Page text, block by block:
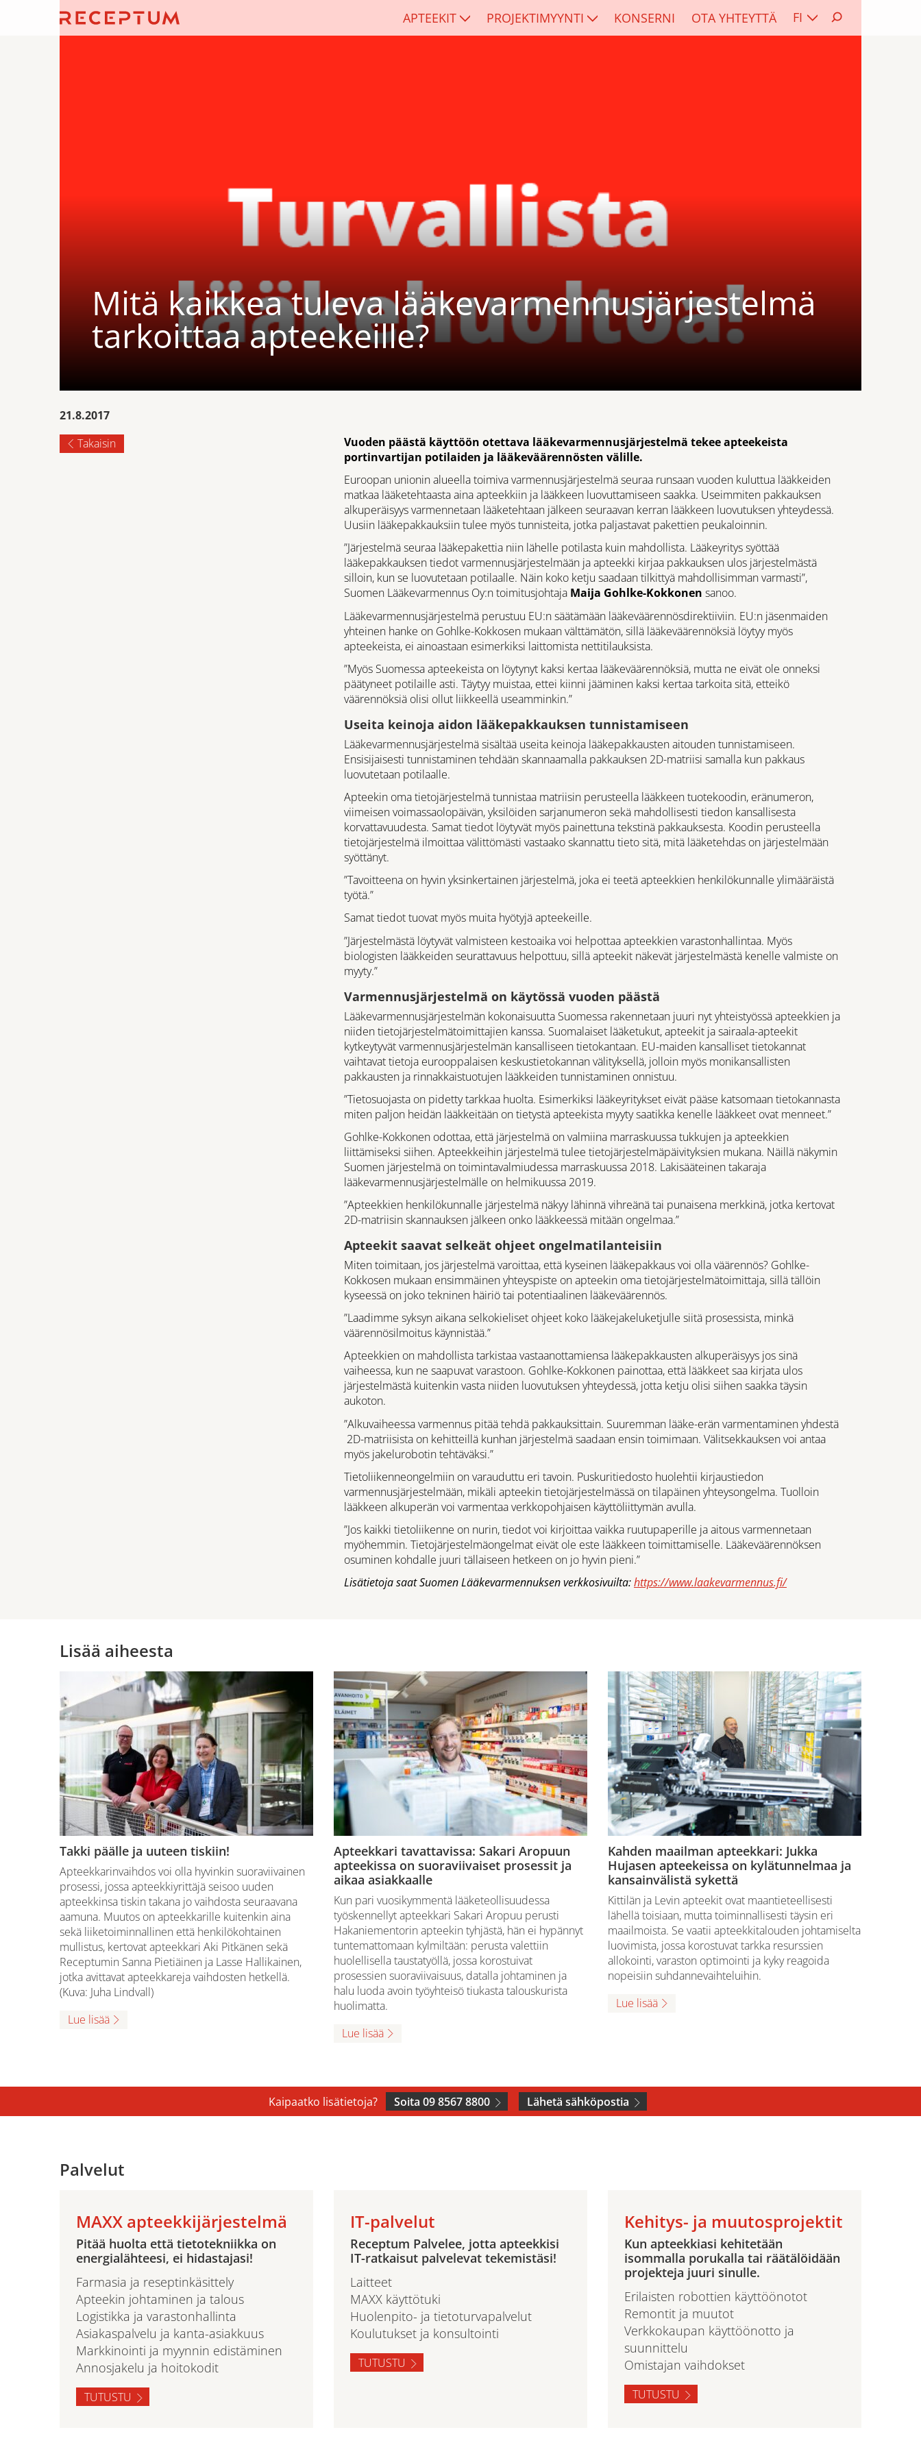
APTEEKIT PROJEKTIMYYNTI KONSERNI OTA YHTEYTTÄ FI
Mitä kaikkea tuleva lääkevarmennusjärjestelmä
tarkoittaa apteekeille?
21.8.2017
Takaisin
Vuoden päästä käyttöön otettava lääkevarmennusjärjestelmä tekee apteekeista
portinvartijan potilaiden ja lääkeväärennösten välille.
Euroopan unionin alueella toimiva varmennusjärjestelmä seuraa runsaan vuoden kuluttua lääkkeiden
matkaa lääketehtaasta aina apteekkiin ja lääkkeen luovuttamiseen saakka. Useimmiten pakkauksen
alkuperäisyys varmennetaan lääketehtaan jälkeen seuraavan kerran lääkkeen luovutuksen yhteydessä.
Uusiin lääkepakkauksiin tulee myös tunnisteita, jotka paljastavat pakettien peukaloinnin.
”Järjestelmä seuraa lääkepakettia niin lähelle potilasta kuin mahdollista. Lääkeyritys syöttää
lääkepakkauksen tiedot varmennusjärjestelmään ja apteekki kirjaa pakkauksen ulos järjestelmästä
silloin, kun se luovutetaan potilaalle. Näin koko ketju saadaan tilkittyä mahdollisimman varmasti”,
Suomen Lääkevarmennus Oy:n toimitusjohtaja Maija Gohlke-Kokkonen sanoo.
Lääkevarmennusjärjestelmä perustuu EU:n säätämään lääkeväärennösdirektiiviin. EU:n jäsenmaiden
yhteinen hanke on Gohlke-Kokkosen mukaan välttämätön, sillä lääkeväärennöksiä löytyy myös
apteekeista, ei ainoastaan esimerkiksi laittomista nettitilauksista.
”Myös Suomessa apteekeista on löytynyt kaksi kertaa lääkeväärennöksiä, mutta ne eivät ole onneksi
päätyneet potilaille asti. Täytyy muistaa, ettei kiinni jääminen kaksi kertaa tarkoita sitä, etteikö
väärennöksiä olisi ollut liikkeellä useamminkin.”
Useita keinoja aidon lääkepakkauksen tunnistamiseen
Lääkevarmennusjärjestelmä sisältää useita keinoja lääkepakkausten aitouden tunnistamiseen.
Ensisijaisesti tunnistaminen tehdään skannaamalla pakkauksen 2D-matriisi samalla kun pakkaus
luovutetaan potilaalle.
Apteekin oma tietojärjestelmä tunnistaa matriisin perusteella lääkkeen tuotekoodin, eränumeron,
viimeisen voimassaolopäivän, yksilöiden sarjanumeron sekä mahdollisesti tiedon kansallisesta
korvattavuudesta. Samat tiedot löytyvät myös painettuna tekstinä pakkauksesta. Koodin perusteella
tietojärjestelmä ilmoittaa välittömästi vastaako skannattu tieto sitä, mitä lääketehdas on järjestelmään
syöttänyt.
”Tavoitteena on hyvin yksinkertainen järjestelmä, joka ei teetä apteekkien henkilökunnalle ylimääräistä
työtä.”
Samat tiedot tuovat myös muita hyötyjä apteekeille.
”Järjestelmästä löytyvät valmisteen kestoaika voi helpottaa apteekkien varastonhallintaa. Myös
biologisten lääkkeiden seurattavuus helpottuu, sillä apteekit näkevät järjestelmästä kenelle valmiste on
myyty.”
Varmennusjärjestelmä on käytössä vuoden päästä
Lääkevarmennusjärjestelmän kokonaisuutta Suomessa rakennetaan juuri nyt yhteistyössä apteekkien ja
niiden tietojärjestelmätoimittajien kanssa. Suomalaiset lääketukut, apteekit ja sairaala-apteekit
kytkeytyvät varmennusjärjestelmän kansalliseen tietokantaan. EU-maiden kansalliset tietokannat
vaihtavat tietoja eurooppalaisen keskustietokannan välityksellä, jolloin myös monikansallisten
pakkausten ja rinnakkaistuotujen lääkkeiden tunnistaminen onnistuu.
”Tietosuojasta on pidetty tarkkaa huolta. Esimerkiksi lääkeyritykset eivät pääse katsomaan tietokannasta
miten paljon heidän lääkkeitään on tietystä apteekista myyty saatikka kenelle lääkkeet ovat menneet.”
Gohlke-Kokkonen odottaa, että järjestelmä on valmiina marraskuussa tukkujen ja apteekkien
liittämiseksi siihen. Apteekkeihin järjestelmä tulee tietojärjestelmäpäivityksien mukana. Näillä näkymin
Suomen järjestelmä on toimintavalmiudessa marraskuussa 2018. Lakisääteinen takaraja
lääkevarmennusjärjestelmälle on helmikuussa 2019.
”Apteekkien henkilökunnalle järjestelmä näkyy lähinnä vihreänä tai punaisena merkkinä, jotka kertovat
2D-matriisin skannauksen jälkeen onko lääkkeessä mitään ongelmaa.”
Apteekit saavat selkeät ohjeet ongelmatilanteisiin
Miten toimitaan, jos järjestelmä varoittaa, että kyseinen lääkepakkaus voi olla väärennös? Gohlke-
Kokkosen mukaan ensimmäinen yhteyspiste on apteekin oma tietojärjestelmätoimittaja, sillä tällöin
kyseessä on joko tekninen häiriö tai potentiaalinen lääkeväärennös.
”Laadimme syksyn aikana selkokieliset ohjeet koko lääkejakeluketjulle siitä prosessista, minkä
väärennösilmoitus käynnistää.”
Apteekkien on mahdollista tarkistaa vastaanottamiensa lääkepakkausten alkuperäisyys jos sinä
vaiheessa, kun ne saapuvat varastoon. Gohlke-Kokkonen painottaa, että lääkkeet saa kirjata ulos
järjestelmästä kuitenkin vasta niiden luovutuksen yhteydessä, jotta ketju olisi siihen saakka täysin
aukoton.
”Alkuvaiheessa varmennus pitää tehdä pakkauksittain. Suuremman lääke-erän varmentaminen yhdestä
2D-matriisista on kehitteillä kunhan järjestelmä saadaan ensin toimimaan. Välitsekkauksen voi antaa
myös jakelurobotin tehtäväksi.”
Tietoliikenneongelmiin on varauduttu eri tavoin. Puskuritiedosto huolehtii kirjaustiedon
varmennusjärjestelmään, mikäli apteekin tietojärjestelmässä on tilapäinen yhteysongelma. Tuolloin
lääkkeen alkuperän voi varmentaa verkkopohjaisen käyttöliittymän avulla.
”Jos kaikki tietoliikenne on nurin, tiedot voi kirjoittaa vaikka ruutupaperille ja aitous varmennetaan
myöhemmin. Tietojärjestelmäongelmat eivät ole este lääkkeen toimittamiselle. Lääkeväärennöksen
osuminen kohdalle juuri tällaiseen hetkeen on jo hyvin pieni.”
Lisätietoja saat Suomen Lääkevarmennuksen verkkosivuilta:https://www.laakevarmennus.fi/
Lisää aiheesta
Takki päälle ja uuteen tiskiin!
Apteekkarinvaihdos voi olla hyvinkin suoraviivainen
prosessi, jossa apteekkiyrittäjä seisoo uuden
apteekkinsa tiskin takana jo vaihdosta seuraavana
aamuna. Muutos on apteekkarille kuitenkin aina
sekä liiketoiminnallinen että henkilökohtainen
mullistus, kertovat apteekkari Aki Pitkänen sekä
Receptumin Sanna Pietiäinen ja Lasse Hallikainen,
jotka avittavat apteekkareja vaihdosten hetkellä.
(Kuva: Juha Lindvall)
Lue lisää
Apteekkari tavattavissa: Sakari Aropuun
apteekissa on suoraviivaiset prosessit ja
aikaa asiakkaalle
Kun pari vuosikymmentä lääketeollisuudessa
työskennellyt apteekkari Sakari Aropuu perusti
Hakaniementorin apteekin tyhjästä, hän ei hypännyt
tuntemattomaan kylmiltään: perusta valettiin
huolellisella taustatyöllä, jossa korostuivat
prosessien suoraviivaisuus, datalla johtaminen ja
halu luoda avoin työyhteisö tiukasta talouskurista
huolimatta.
Lue lisää
Kahden maailman apteekkari: Jukka
Hujasen apteekeissa on kylätunnelmaa ja
kansainvälistä sykettä
Kittilän ja Levin apteekit ovat maantieteellisesti
lähellä toisiaan, mutta toiminnallisesti täysin eri
maailmoista. Se vaatii apteekkitalouden johtamiselta
luovimista, jossa korostuvat tarkka resurssien
allokointi, varaston optimointi ja kyky reagoida
nopeisiin suhdannevaihteluihin.
Lue lisää
Kaipaatko lisätietoja? Soita 09 8567 8800 Lähetä sähköpostia
Palvelut
MAXX apteekkijärjestelmä
Pitää huolta että tietotekniikka on
energialähteesi, ei hidastajasi!
Farmasia ja reseptinkäsittely
Apteekin johtaminen ja talous
Logistikka ja varastonhallinta
Asiakaspalvelu ja kanta-asiakkuus
Markkinointi ja myynnin edistäminen
Annosjakelu ja hoitokodit
TUTUSTU
IT-palvelut
Receptum Palvelee, jotta apteekkisi
IT-ratkaisut palvelevat tekemistäsi!
Laitteet
MAXX käyttötuki
Huolenpito- ja tietoturvapalvelut
Koulutukset ja konsultointi
TUTUSTU
Kehitys- ja muutosprojektit
Kun apteekkiasi kehitetään
isommalla porukalla tai räätälöidään
projekteja juuri sinulle.
Erilaisten robottien käyttöönotot
Remontit ja muutot
Verkkokaupan käyttöönotto ja
suunnittelu
Omistajan vaihdokset
TUTUSTU